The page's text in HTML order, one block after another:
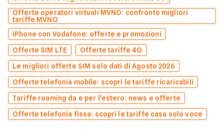
Offerte operatori virtuali MVNO: confronto migliori
tariffe MVNO
iPhone con Vodafone: offerte e promozioni
Offerte SIM LTE
Offerte tariffe 4G
Le migliori offerte SIM solo dati di Agosto 2026
Offerte telefonia mobile: scopri le tariffe ricaricabili
Tariffe roaming da e per l'estero: news e offerte
Offerte telefonia fissa: scopri le tariffe casa solo voce